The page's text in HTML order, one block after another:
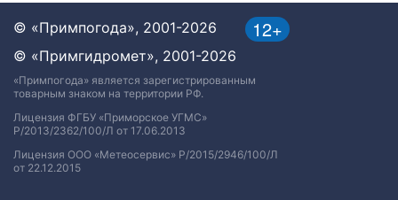
12+
© «Примпогода», 2001-2026
© «Примгидромет», 2001-2026
«Примпогода» является зарегистрированным
товарным знаком на территории РФ.
Лицензия ФГБУ «Приморское УГМС»
Р/2013/2362/100/Л от 17.06.2013
Лицензия ООО «Метеосервис» Р/2015/2946/100/Л
от 22.12.2015